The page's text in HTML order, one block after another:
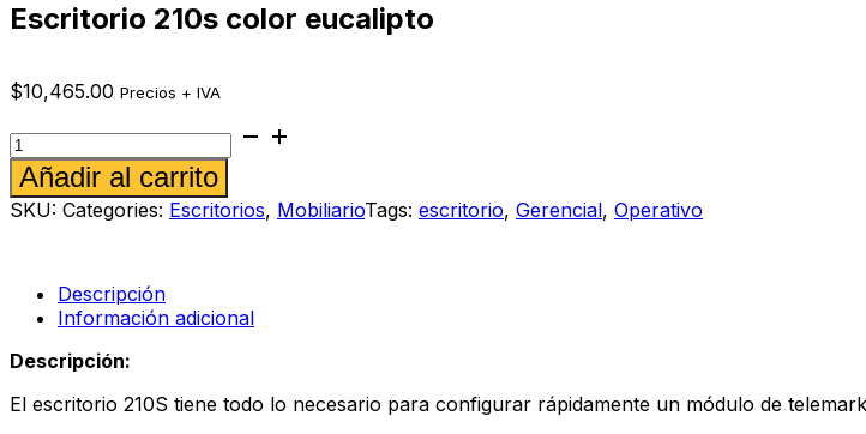
Escritorio 210s color eucalipto
$10,465.00 Precios + IVA
Escritorio
210s
color
eucalipto
cantidad
Añadir al carrito
SKU: Categories: Escritorios, MobiliarioTags: escritorio, Gerencial, Operativo
Descripción
Información adicional
Descripción:
El escritorio 210S tiene todo lo necesario para configurar rápidamente un módulo de